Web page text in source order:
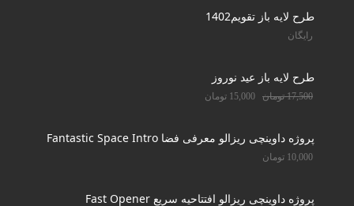
طرح لایه باز تقویم1402
رایگان
طرح لایه باز عید نوروز
17,500 تومان 15,000 تومان
پروژه داوینچی ریزالو معرفی فضا Fantastic Space Intro
10,000 تومان
پروژه داوینچی ریزالو افتتاحیه سریع Fast Opener